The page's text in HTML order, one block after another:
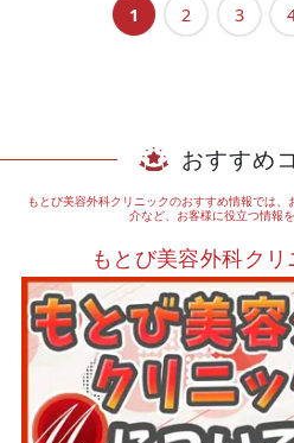
1 2 3
おすすめ
もとび美容外科クリニックのおすすめ情報では、
介など、お客様に役立つ情報
もとび美容外科ク